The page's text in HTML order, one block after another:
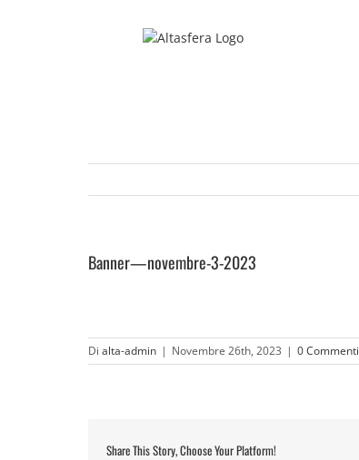
Banner—novembre-3-2023
Di alta-admin | Novembre 26th, 2023 | 0 Commenti
Share This Story, Choose Your Platform!